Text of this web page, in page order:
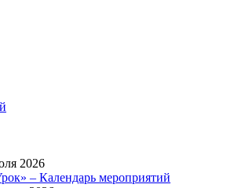
2026
– Календарь мероприятий